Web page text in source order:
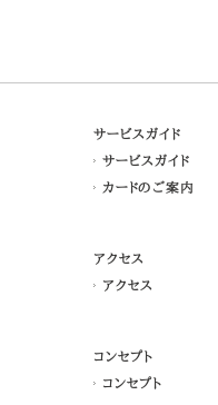
サービスガイド
サービスガイド
カードのご案内
アクセス
アクセス
コンセプト
コンセプト